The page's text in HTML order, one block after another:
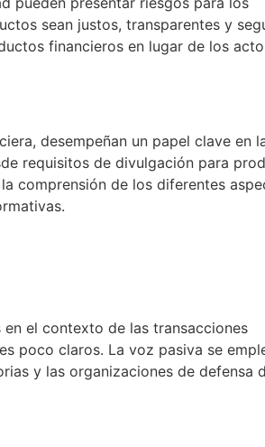
sean justos, transparentes y
financieros en lugar de los
desempeñan un papel clave en
requisitos de divulgación para
comprensión de los diferentes
el contexto de las transacciones
poco claros. La voz pasiva se
y las organizaciones de defensa